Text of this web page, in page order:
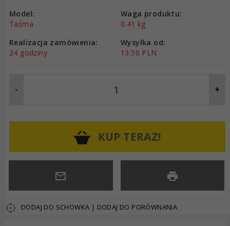
Model:
Taśma
Waga produktu:
0.41 kg
Realizacja zamówienia:
24 godziny
Wysyłka od:
13.50 PLN
- +
KUP TERAZ!
DODAJ DO SCHOWKA | DODAJ DO PORÓWNANIA